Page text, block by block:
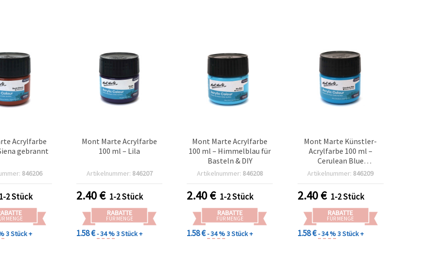
Acrylfarbe
gebrannt
846206
1-2 Stück
MENGE
3 Stück +
Mont Marte Acrylfarbe
100 ml – Lila
Artikelnummer: 846207
2.40€ 1-2 Stück
RABATTE
FÜR MENGE
1.58 €- 34 %3 Stück +
Mont Marte Acrylfarbe
100 ml – Himmelblau für
Basteln & DIY
Artikelnummer: 846208
2.40€ 1-2 Stück
RABATTE
FÜR MENGE
1.58 €- 34 %3 Stück +
Mont Marte Künstler-
Acrylfarbe 100 ml –
Cerulean Blue
(Coelinblau)
Artikelnummer: 846209
2.40€ 1-2 Stück
RABATTE
FÜR MENGE
1.58 €- 34 %3 Stück +